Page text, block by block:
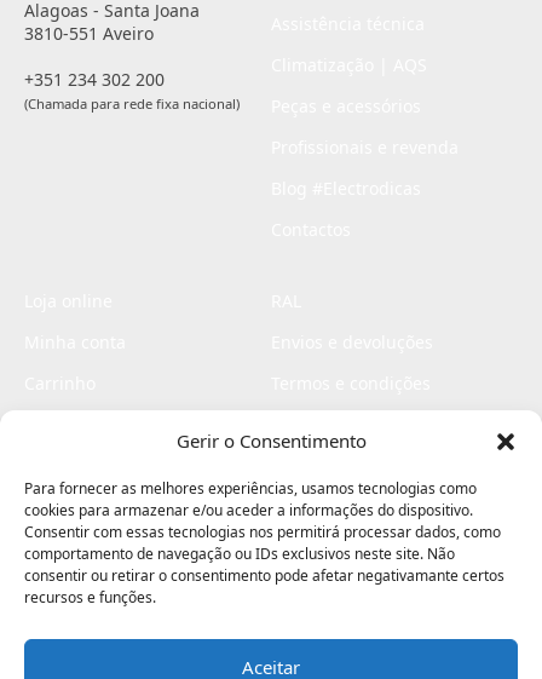
Gerir o Consentimento
Para fornecer as melhores experiências, usamos tecnologias como
cookies para armazenar e/ou aceder a informações do dispositivo.
Consentir com essas tecnologias nos permitirá processar dados, como
comportamento de navegação ou IDs exclusivos neste site. Não
consentir ou retirar o consentimento pode afetar negativamante certos
recursos e funções.
Aceitar
Alagoas - Santa Joana
3810-551 Aveiro
+351 234 302 200
(Chamada para rede fixa nacional)
Livro de elogios